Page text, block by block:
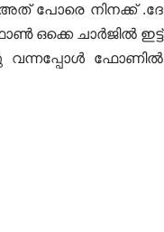
പോരെ നിനക്ക് .ദേ
ഒക്കെ ചാർജിൽ ഇട്ട്
വന്നപ്പോൾ ഫോണിൽ